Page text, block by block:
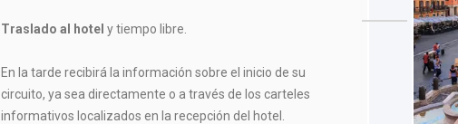
Traslado al hotel y tiempo libre.
En la tarde recibirá la información sobre el inicio de su
circuito, ya sea directamente o a través de los carteles
informativos localizados en la recepción del hotel.